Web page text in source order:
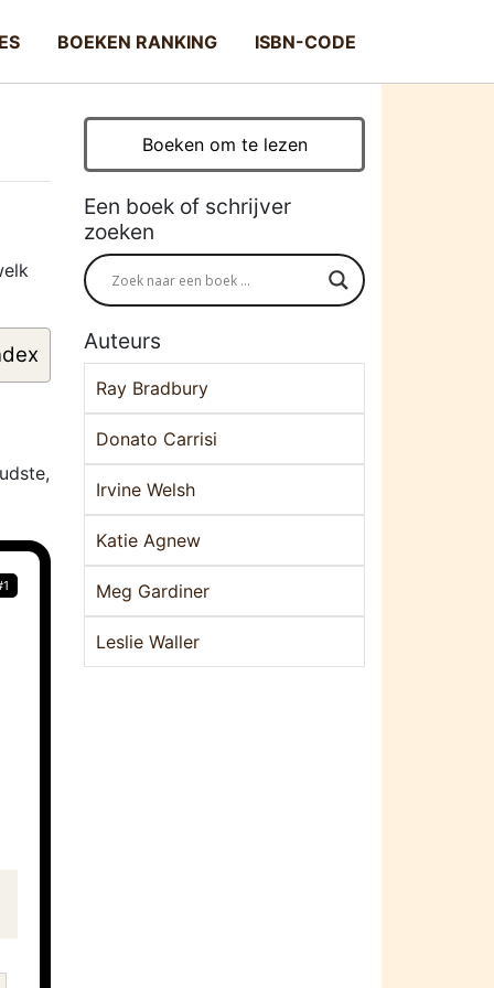
BOEKEN RANKING ISBN-CODE
Boeken om te lezen
Een boek of schrijver
zoeken
Auteurs
Ray Bradbury
Donato Carrisi
Irvine Welsh
Katie Agnew
Meg Gardiner
Leslie Waller